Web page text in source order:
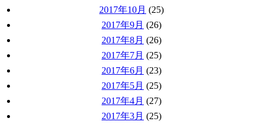
2017年10月 (25)
2017年9月 (26)
2017年8月 (26)
2017年7月 (25)
2017年6月 (23)
2017年5月 (25)
2017年4月 (27)
2017年3月 (25)